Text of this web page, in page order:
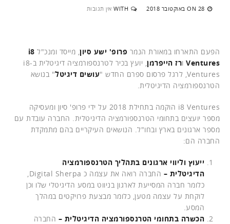
ON 28 באוקטובר 2018 WITH אין תגובות
הפעם התארחו במאורת הנמר פרופ' ישע סיון , מייסד ומנכ"ל i8
Ventures ורז הייפרמן
, יועץ בכיר לטרנספורמציה דיגיטלית ב-i8
Ventures, לרגל פרסום ספרם החדש "
עושים דיגיטל" בנושא
הטרנספורמציה הדיגיטלית.
i8 Ventures הוקמה בתחילת 2018 על ידי פרופ' סיון ומעסיקה
מספר יועצים בתחומי הטרנספורמציה הדיגיטלית. החברה עובדת עם
מספר ארגונים בארץ ובחו"ל. הנושאים העיקריים בהם מתמקדת
החברה הם:
ייעוץ וליווי ארגונים בתהליך הטרנספורמציה
הדיגיטלית –
כלומר חברה המסייעת לארגון בניווט במסע הדיגיטלי שלו וכן
לוקחת על עצמה מטען, כלומר מבצעת פרויקטים במהלך
המסע.
הכשרה בתחומי הטרנספורמציה הדיגיטלית – החברה